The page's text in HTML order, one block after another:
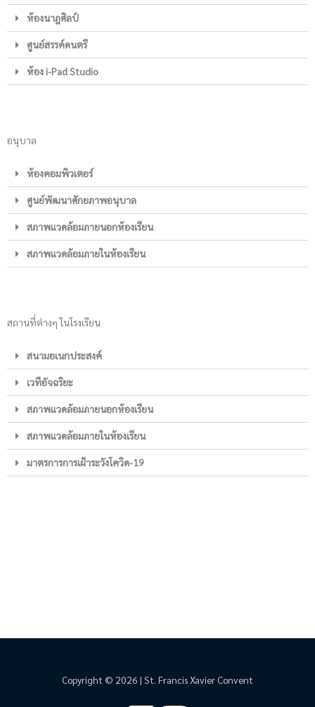
ห้องนาฎศิลป์
ศูนย์สรรค์ดนตรี
ห้อง i-Pad Studio
อนุบาล
ห้องคอมพิวเตอร์
ศูนย์พัฒนาศักยภาพอนุบาล
สภาพแวดล้อมภายนอกห้องเรียน
สภาพแวดล้อมภายในห้องเรียน
สถานที่ต่างๆ ในโรงเรียน
สนามอเนกประสงค์
เวทีอัจฉริยะ
สภาพแวดล้อมภายนอกห้องเรียน
สภาพแวดล้อมภายในห้องเรียน
มาตรการการเฝ้าระวังโควิด-19
Copyright © 2026 | St. Francis Xavier Convent